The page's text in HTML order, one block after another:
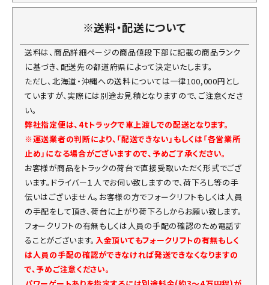
※送料・配送について
送料は、商品詳細ページの商品値段下部に記載の商品ランク
に基づき、配送先の都道府県によって決定いたします。
ただし、北海道・沖縄への送料については一律100,000円とし
ていますが、実際には別途お見積となりますので、ご注意くださ
い。
弊社指定便は、4tトラックで車上渡しでの配送となります。
※運送業者の判断により、「配送できない」もしくは「各営業所
止め」になる場合がございますので、予めご了承ください。
お客様が商品をトラックの荷台で直接受取いただく形式でござ
います。ドライバー１人でお伺い致しますので、荷下ろし等の手
伝いはございません。お客様の方でフォークリフトもしくは人員
の手配をして頂き、荷台に上がり荷下ろしからお願い致します。
フォークリフトの有無もしくは人員の手配の確認のため電話す
ることがございます。 入金頂いてもフォークリフトの有無もしく
は人員の手配の確認ができなければ発送できなくなりますの
で、予めご注意ください。